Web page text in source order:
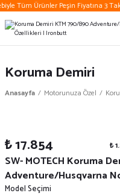
Tüm Ürünler Peşin Fiyatına 3
Koruma Demiri
Anasayfa Motorunuza Özel
SW- MOTECH Koruma
Adventure/Husqvarna
₺ 17.854 ₺
Model Seçimi